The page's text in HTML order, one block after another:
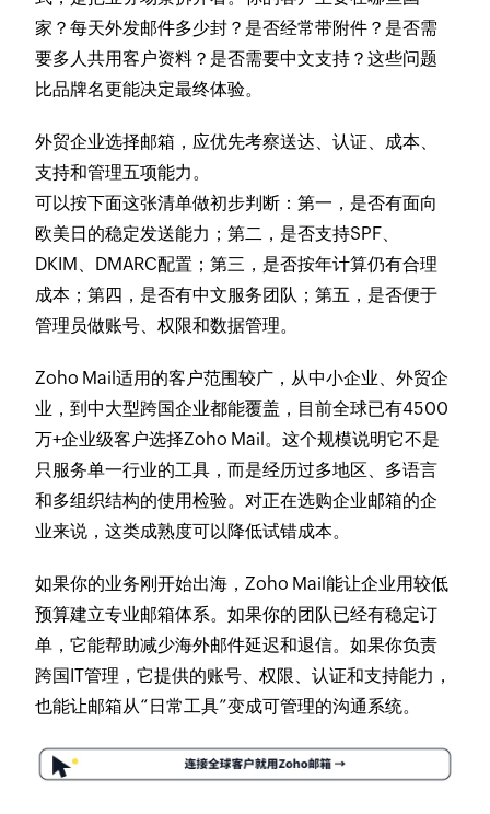
家？每天外发邮件多少封？是否经常带附件？是否需
要多人共用客户资料？是否需要中文支持？这些问题
比品牌名更能决定最终体验。
外贸企业选择邮箱，应优先考察送达、认证、成本、
支持和管理五项能力。
可以按下面这张清单做初步判断：第一，是否有面向
欧美日的稳定发送能力；第二，是否支持SPF、
DKIM、DMARC配置；第三，是否按年计算仍有合理
成本；第四，是否有中文服务团队；第五，是否便于
管理员做账号、权限和数据管理。
Zoho Mail适用的客户范围较广，从中小企业、外贸企
业，到中大型跨国企业都能覆盖，目前全球已有4500
万+企业级客户选择Zoho Mail。这个规模说明它不是
只服务单一行业的工具，而是经历过多地区、多语言
和多组织结构的使用检验。对正在选购企业邮箱的企
业来说，这类成熟度可以降低试错成本。
如果你的业务刚开始出海，Zoho Mail能让企业用较低
预算建立专业邮箱体系。如果你的团队已经有稳定订
单，它能帮助减少海外邮件延迟和退信。如果你负责
跨国IT管理，它提供的账号、权限、认证和支持能力，
也能让邮箱从“日常工具”变成可管理的沟通系统。